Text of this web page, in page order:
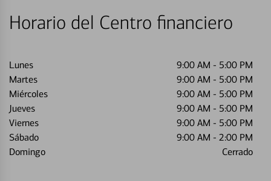
Horario del Centro financiero
Lunes 9:00 AM - 5:00 PM
Martes
9:00 AM - 5:00 PM
Miércoles
9:00 AM - 5:00 PM
Jueves
9:00 AM - 5:00 PM
Viernes
9:00 AM - 5:00 PM
Sábado
9:00 AM - 2:00 PM
Domingo
Cerrado